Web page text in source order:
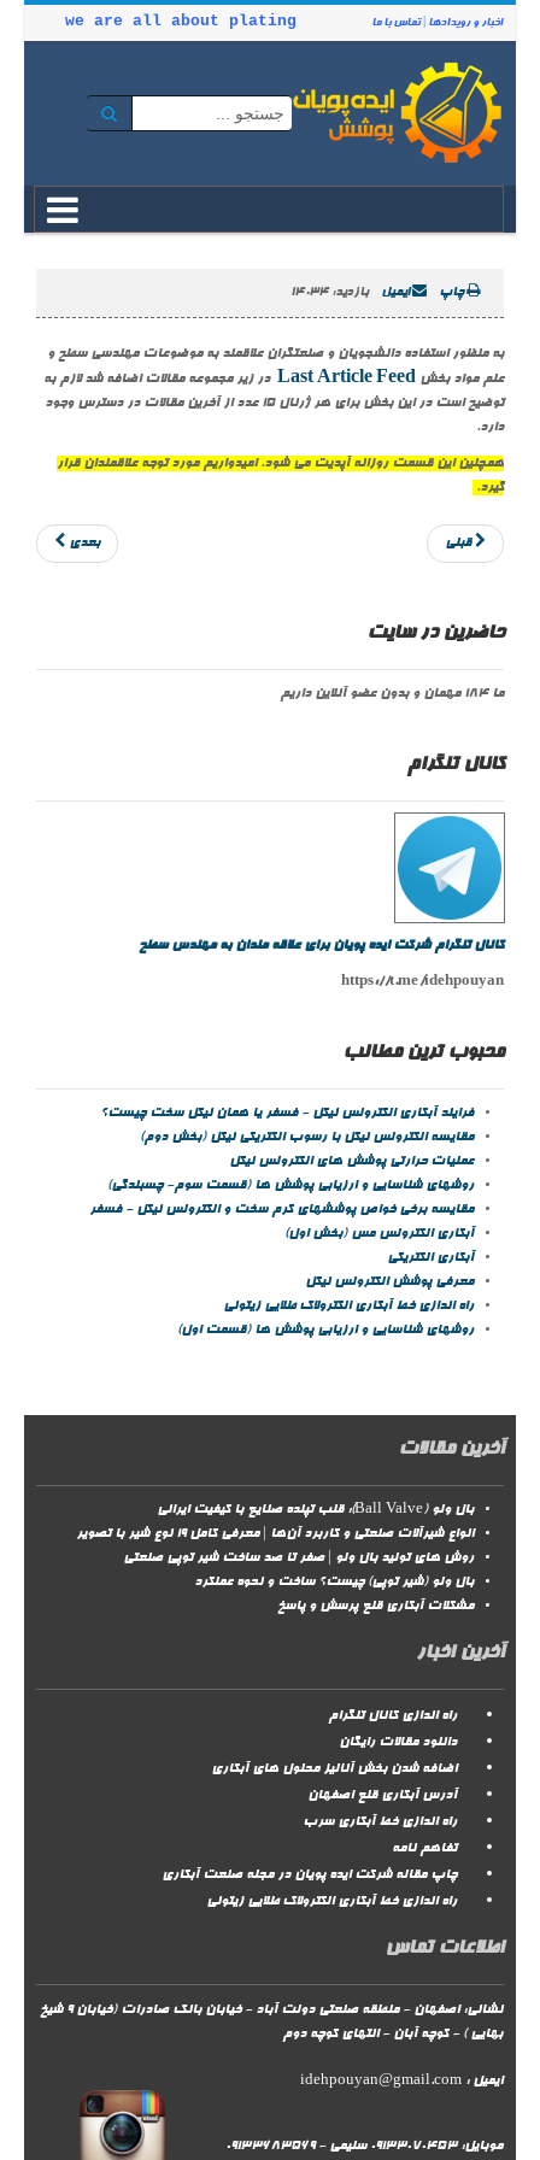
اخبار و رویدادها |تماس با ما we are all about plating
بازدید: 14034 چاپ ایمیل
به منظور استفاده دانشجویان و صنعتگران علاقمند به موضوعات مهندسی سطح و
علم مواد بخش Last Article Feed در زیر مجموعه مقالات اضافه شد لازم به
توضیح است در این بخش برای هر ژرنال 15 عدد از آخرین مقالات در دسترس وجود
دارد.
همچنین این قسمت روزانه آپدیت می شود. امیدواریم مورد توجه علاقمندان قرار
گیرد.
قبلی بعدی
حاضرین در سایت
ما 184 مهمان و بدون عضو آنلاین داریم
کانال تلگرام
کانال تلگرام شرکت ایده پویان برای علاقه مندان به مهندس سطح
https://t.me/idehpouyan
محبوب ترین مطالب
فرایند آبکاری الکترولس نیکل - فسفر یا همان نیکل سخت چیست؟
مقايسه الکترولس نيکل با رسوب الکتريکی نيکل (بخش دوم)
عمليات حرارتي پوشش هاي الکترولس نيکل
روشهای شناسایی و ارزیابی پوشش ها (قسمت سوم- چسبندگی)
مقايسه برخي خواص پوششهاي كرم سخت و الكترولس نيكل - فسفر
آبکاری الکترولس مس (بخش اول)
آبکاری الکتریکی
معرفی پوشش الکترولس نیکل
راه اندازی خط آبکاری الکترولاک طلایی زیتونی
روشهای شناسایی و ارزیابی پوشش ها (قسمت اول)
آخرین مقالات
بال ولو (Ball Valve): قلب تپنده صنایع با کیفیت ایرانی
انواع شیرآلات صنعتی و کاربرد آن‌ها | معرفی کامل ۱۹ نوع شیر با تصویر
روش‌ های تولید بال ولو | صفر تا صد ساخت شیر توپی صنعتی
بال ولو (شیر توپی) چیست؟ ساخت و نحوه عملکرد
مشکلات آبکاری قلع پرسش و پاسخ
آخرین اخبار
راه اندازی کانال تلگرام
دانلود مقالات رایگان
اضافه شدن بخش آنالیز محلول های آبکاری
آدرس آبکاری قلع اصفهان
راه اندازی خط آبکاری سرب
تفاهم نامه
چاپ مقاله شرکت ایده پویان در مجله صنعت آبکاری
راه اندازی خط آبکاری الکترولاک طلایی زیتونی
اطلاعات تماس
نشانی: اصفهان - منطقه صنعتی دولت آباد - خیابان بانک صادرات (خیابان 9 شیخ
بهایی ) - کوچه آبان - انتهای کوچه دوم
ایمیل : idehpouyan@gmail.com
موبایل: 09133070453 سلیمی - 09133683569